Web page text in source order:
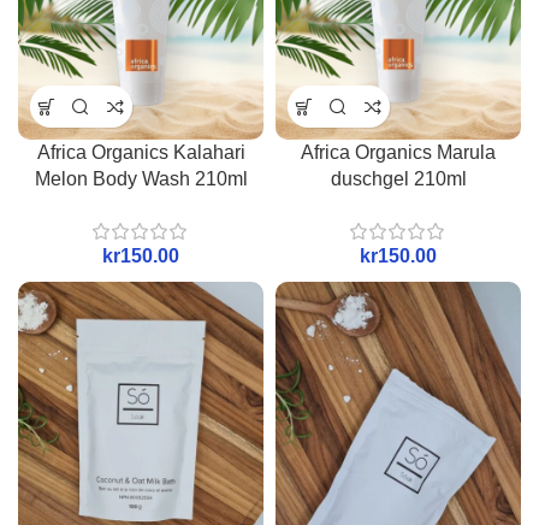
Africa Organics Kalahari
Melon Body Wash 210ml
kr
Africa Organics Marula
duschgel 210ml
kr